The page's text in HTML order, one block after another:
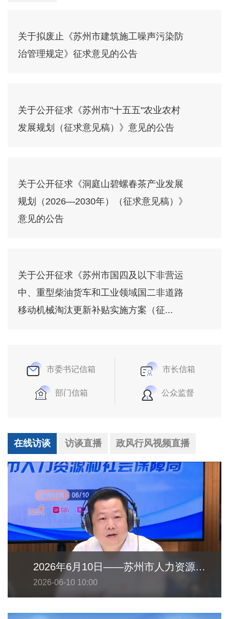
关于拟废止《苏州市建筑施工噪声污染防
治管理规定》征求意见的公告
关于公开征求《苏州市"十五五"农业农村
发展规划（征求意见稿）》意见的公告
关于公开征求《洞庭山碧螺春茶产业发展
规划（2026—2030年）（征求意见稿）》
意见的公告
关于公开征求《苏州市国四及以下非营运
中、重型柴油货车和工业领域国二非道路
移动机械淘汰更新补贴实施方案（征...
市委书记信箱 市长信箱
部门信箱 公众监督
在线访谈 访谈直播 政风行风视频直播
2026年6月10日——苏州市人力资源和社会保障局
2026-06-10 10:00